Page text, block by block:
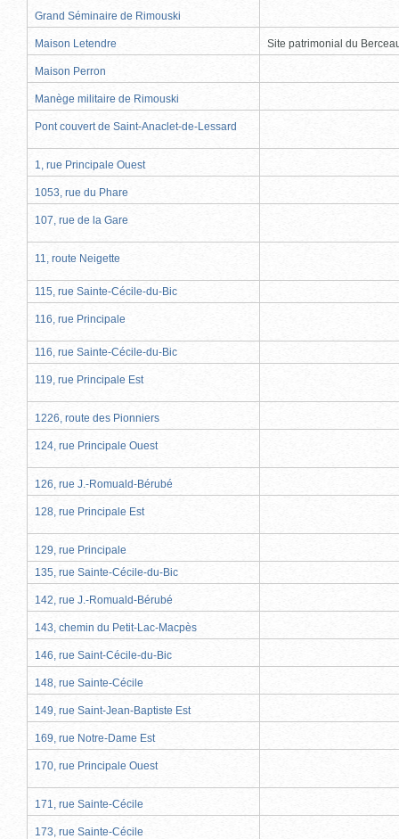
Grand Séminaire de Rimouski
Maison Letendre Site patrimonial du
Maison Perron
Manège militaire de Rimouski
Pont couvert de Saint-Anaclet-de-Lessard
1, rue Principale Ouest
1053, rue du Phare
107, rue de la Gare
11, route Neigette
115, rue Sainte-Cécile-du-Bic
116, rue Principale
116, rue Sainte-Cécile-du-Bic
119, rue Principale Est
1226, route des Pionniers
124, rue Principale Ouest
126, rue J.-Romuald-Bérubé
128, rue Principale Est
129, rue Principale
135, rue Sainte-Cécile-du-Bic
142, rue J.-Romuald-Bérubé
143, chemin du Petit-Lac-Macpès
146, rue Saint-Cécile-du-Bic
148, rue Sainte-Cécile
149, rue Saint-Jean-Baptiste Est
169, rue Notre-Dame Est
170, rue Principale Ouest
171, rue Sainte-Cécile
173, rue Sainte-Cécile